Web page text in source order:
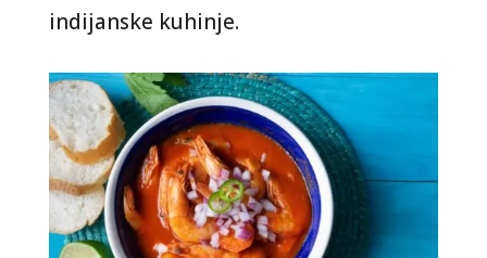
indijanske kuhinje.